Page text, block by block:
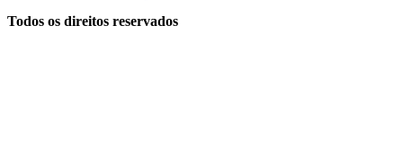
Todos os direitos reservados